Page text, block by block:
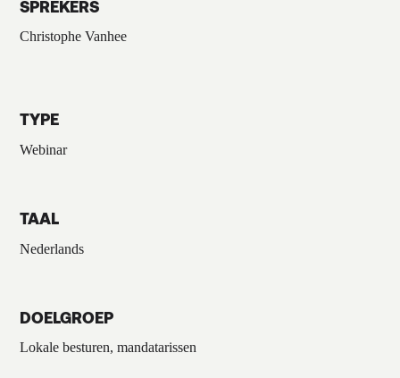
SPREKERS
Christophe Vanhee
TYPE
Webinar
TAAL
Nederlands
DOELGROEP
Lokale besturen, mandatarissen